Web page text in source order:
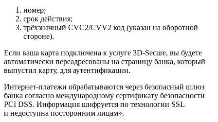
номер;
срок действия;
трёхзначный CVC2/CVV2 код (указан на оборотной
стороне).
Если ваша карта подключена к услуге 3D-Secure, вы будете
автоматически переадресованы на страницу банка, который
выпустил карту, для аутентификации.
Интернет-платежи обрабатываются через безопасный шлюз
банка согласно международному сертификату безопасности
PCI DSS. Информация шифруется по технологии SSL
и недоступна посторонним лицам».